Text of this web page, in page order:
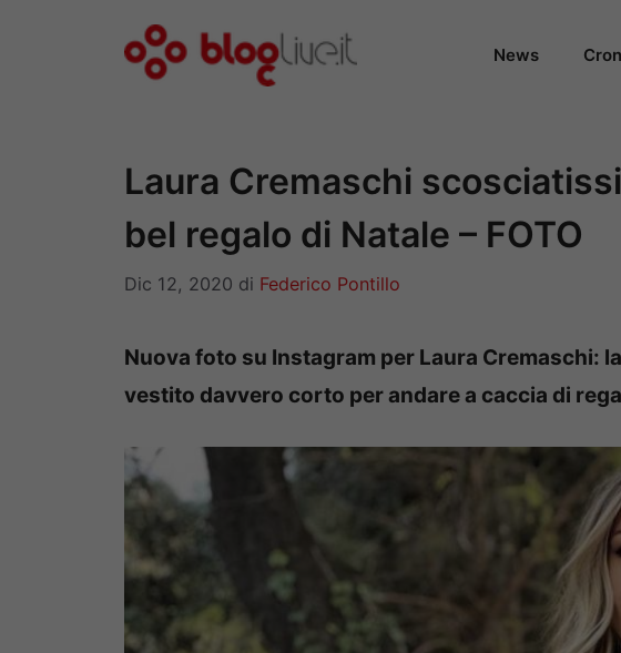
News
Laura Cremaschi
bel regalo di Natale – FOTO
Dic 12, 2020 di Federico Pontillo
Nuova foto su Instagram per Laura Cremaschi:
vestito davvero corto per andare a caccia di